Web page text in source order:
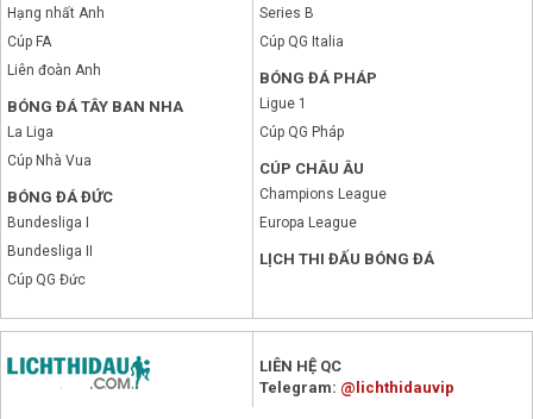
Hạng nhất Anh
Cúp FA
Liên đoàn Anh
BÓNG ĐÁ TÂY BAN NHA
La Liga
Cúp Nhà Vua
BÓNG ĐÁ ĐỨC
Bundesliga I
Bundesliga II
Cúp QG Đức
Series B
Cúp QG Italia
BÓNG ĐÁ PHÁP
Ligue 1
Cúp QG Pháp
CÚP CHÂU ÂU
Champions League
Europa League
LỊCH THI ĐẤU BÓNG ĐÁ
LIÊN HỆ QC
Telegram: @lichthidauvip
x